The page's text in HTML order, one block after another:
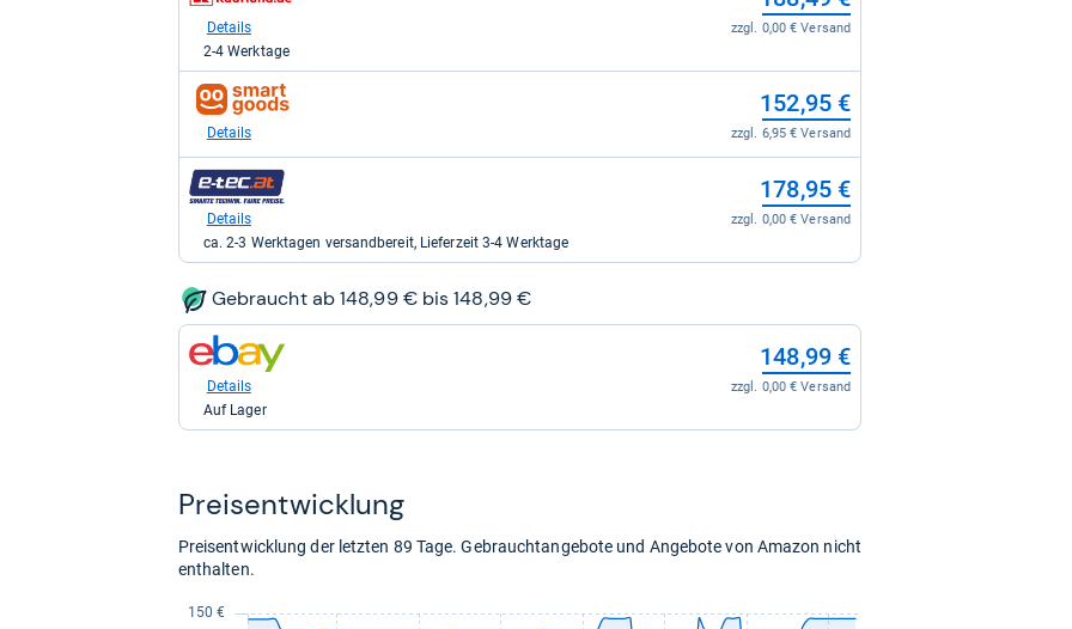
für
kaufen.
zzgl. 0,00 € Versand
Details
2-4 Werktage
zum
Shop:
für
152,95
kaufen.
152,95 €
zzgl. 6,95 € Versand
Details
zum
Shop:
tec
178,95
kaufen.
178,95 €
zzgl. 0,00 € Versand
Details
ca. 2-3 Werktagen versandbereit, Lieferzeit 3-4 Werktage
Gebraucht ab 148,99 € bis 148,99 €
zum
Shop:
für
148,99 €
zzgl. 0,00 € Versand
Details
Auf Lager
Preis­ent­wick­lung
Preisentwicklung der letzten 89 Tage. Gebrauchtangebote und Angebote von Amazon nicht
enthalten.